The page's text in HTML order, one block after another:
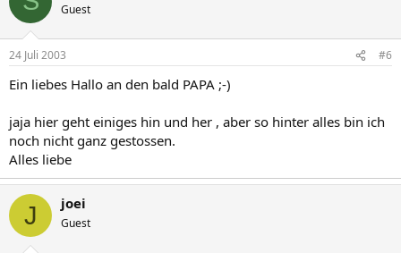
Guest
24 Juli 2003 #6
Ein liebes Hallo an den bald PAPA ;-)
jaja hier geht einiges hin und her , aber so hinter alles bin ich
noch nicht ganz gestossen.
Alles liebe
J joei
Guest